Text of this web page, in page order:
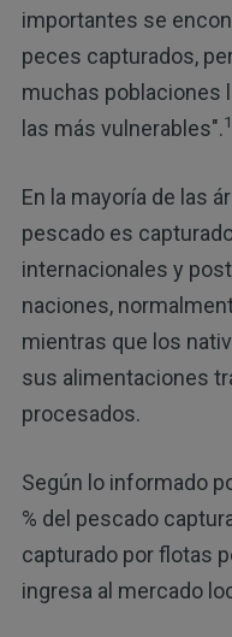
importantes se
peces capturados,
muchas poblaciones
las más vulnerables".
En la mayoría de las
pescado es
internacionales y
naciones,
mientras que los
sus alimentaciones
procesados.
Según lo informado
% del pescado
capturado por flotas
ingresa al mercado